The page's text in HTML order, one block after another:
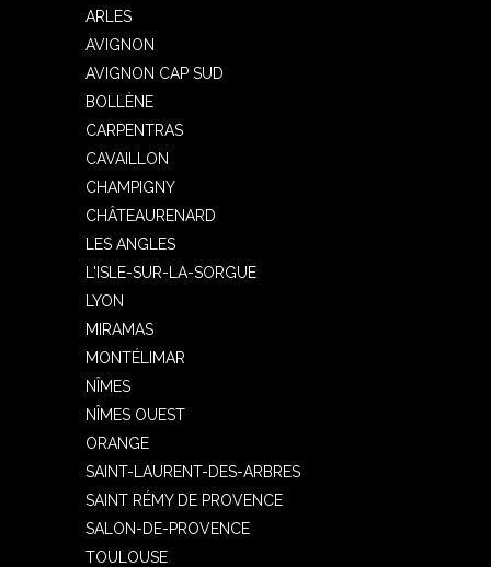
ARLES
AVIGNON
AVIGNON CAP SUD
BOLLÈNE
CARPENTRAS
CAVAILLON
CHAMPIGNY
CHÂTEAURENARD
LES ANGLES
L'ISLE-SUR-LA-SORGUE
LYON
MIRAMAS
MONTÉLIMAR
NÎMES
NÎMES OUEST
ORANGE
SAINT-LAURENT-DES-ARBRES
SAINT RÉMY DE PROVENCE
SALON-DE-PROVENCE
TOULOUSE